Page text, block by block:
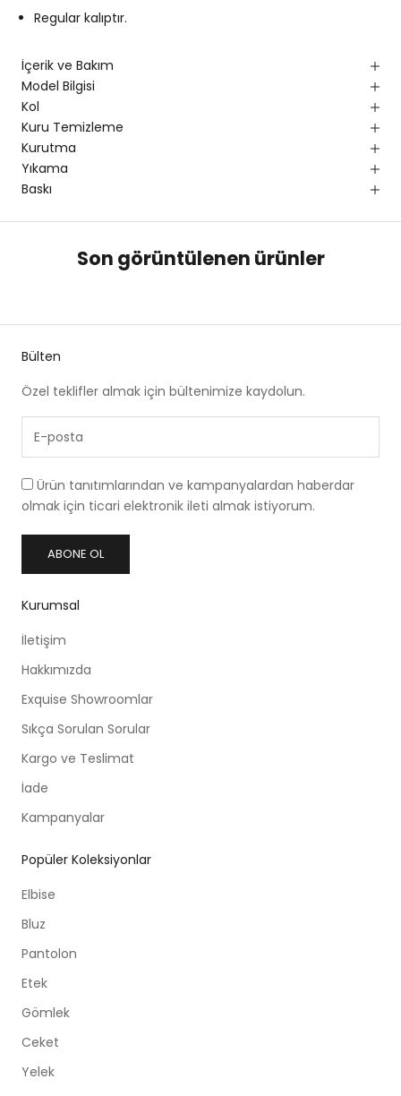
Regular kalıptır.
İçerik ve Bakım
Model Bilgisi
Kol
Kuru Temizleme
Kurutma
Yıkama
Baskı
Son görüntülenen ürünler
Bülten
Özel teklifler almak için bültenimize kaydolun.
Ürün tanıtımlarından ve kampanyalardan haberdar
olmak için ticari elektronik ileti almak istiyorum.
ABONE OL
Kurumsal
İletişim
Hakkımızda
Exquise Showroomlar
Sıkça Sorulan Sorular
Kargo ve Teslimat
İade
Kampanyalar
Popüler Koleksiyonlar
Elbise
Bluz
Pantolon
Etek
Gömlek
Ceket
Yelek